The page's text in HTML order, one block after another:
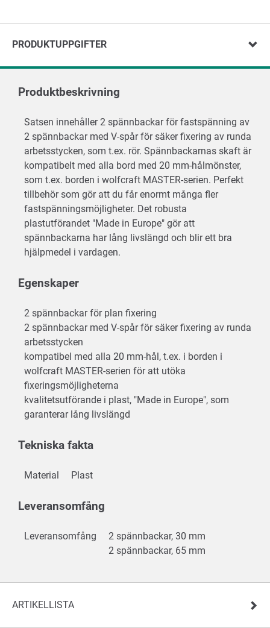
PRODUKTUPPGIFTER
Produktbeskrivning
Satsen innehåller 2 spännbackar för fastspänning av
2 spännbackar med V-spår för säker fixering av runda
arbetsstycken, som t.ex. rör. Spännbackarnas skaft är
kompatibelt med alla bord med 20 mm-hålmönster,
som t.ex. borden i wolfcraft MASTER-serien. Perfekt
tillbehör som gör att du får enormt många fler
fastspänningsmöjligheter. Det robusta
plastutförandet "Made in Europe" gör att
spännbackarna har lång livslängd och blir ett bra
hjälpmedel i vardagen.
Egenskaper
2 spännbackar för plan fixering
2 spännbackar med V-spår för säker fixering av runda
arbetsstycken
kompatibel med alla 20 mm-hål, t.ex. i borden i
wolfcraft MASTER-serien för att utöka
fixeringsmöjligheterna
kvalitetsutförande i plast, "Made in Europe", som
garanterar lång livslängd
Tekniska fakta
Material Plast
Leveransomfång
Leveransomfång
2 spännbackar, 30 mm
2 spännbackar, 65 mm
ARTIKELLISTA